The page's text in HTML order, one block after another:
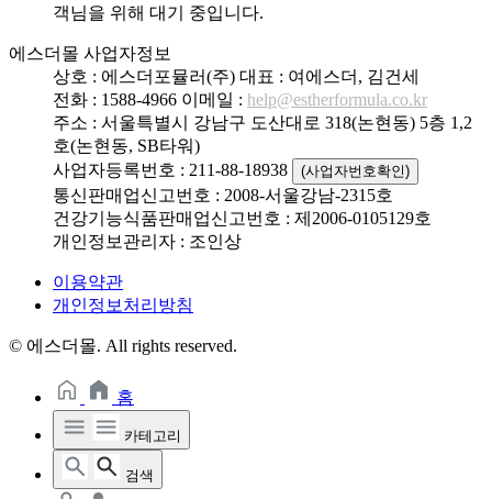
객님을 위해 대기 중입니다.
에스더몰 사업자정보
상호 : 에스더포뮬러(주) 대표 : 여에스더, 김건세
전화 : 1588-4966 이메일 : help@estherformula.co.kr
주소 : 서울특별시 강남구 도산대로 318(논현동) 5층 1,2
호(논현동, SB타워)
사업자등록번호 : 211-88-18938
(사업자번호확인)
통신판매업신고번호 : 2008-서울강남-2315호
건강기능식품판매업신고번호 : 제2006-0105129호
개인정보관리자 : 조인상
이용약관
개인정보처리방침
© 에스더몰. All rights reserved.
홈
카테고리
검색